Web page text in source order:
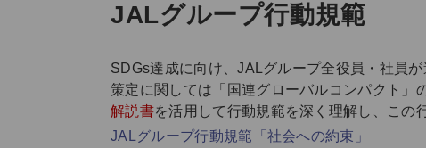
JALグループ行動規範
SDGs達成に向け、JALグループ全役員・社員
策定に関しては「国連グローバルコンパクト」
解説書を活用して行動規範を深く理解し、この
JALグループ行動規範「社会への約束」